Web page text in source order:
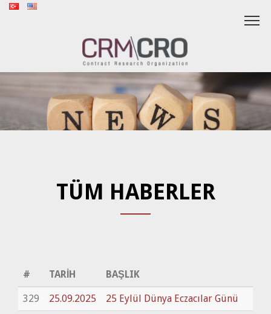
TÜM HABERLER
# TARİH BAŞLIK
329 25.09.2025 25 Eylül Dünya Eczacılar Günü